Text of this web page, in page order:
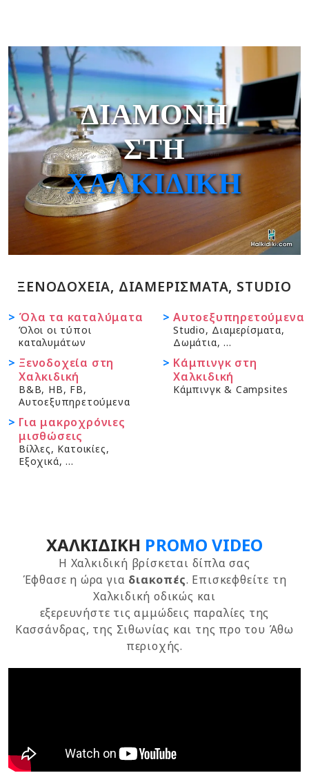
ΔΙΑΜΟΝΉ
ΣΤΗ
ΧΑΛΚΙΔΙΚΉ
ΞΕΝΟΔΟΧΕΙΑ, ΔΙΑΜΕΡΙΣΜΑΤΑ, STUDIO
Όλα τα καταλύματα
Όλοι οι τύποι
καταλυμάτων
Ξενοδοχεία στη
Χαλκιδική
B&B, HB, FB,
Αυτοεξυπηρετούμενα
Για μακροχρόνιες
μισθώσεις
Βίλλες, Κατοικίες,
Εξοχικά, ...
Αυτοεξυπηρετούμενα
Studio, Διαμερίσματα,
Δωμάτια, ...
Κάμπινγκ στη
Χαλκιδική
Κάμπινγκ & Campsites
ΧΑΛΚΙΔΙΚΉ PROMO VIDEO
Η Χαλκιδική βρίσκεται δίπλα σας
Έφθασε η ώρα για διακοπές. Επισκεφθείτε τη
Χαλκιδική οδικώς και
εξερευνήστε τις αμμώδεις παραλίες της
Κασσάνδρας, της Σιθωνίας και της προ του Άθω
περιοχής.